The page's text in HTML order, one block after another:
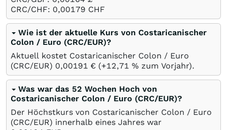
CRC/CHF: 0,00179 CHF
Wie ist der aktuelle Kurs von Costaricanischer
Colon / Euro (CRC/EUR)?
Aktuell kostet Costaricanischer Colon / Euro
(CRC/EUR) 0,00191 € (+12,71 % zum Vorjahr).
Was war das 52 Wochen Hoch von
Costaricanischer Colon / Euro (CRC/EUR)?
Der Höchstkurs von Costaricanischer Colon / Euro
(CRC/EUR) innerhalb eines Jahres war